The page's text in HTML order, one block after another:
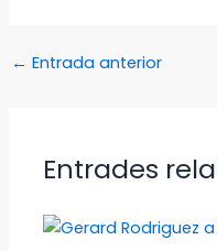
← Entrada anterior
Entrades